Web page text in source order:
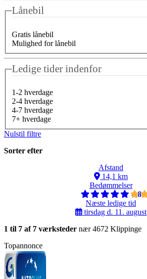
Lånebil
Gratis lånebil
Mulighed for lånebil
Ledige tider indenfor
1-2 hverdage
2-4 hverdage
4-7 hverdage
7+ hverdage
Nulstil filtre
Sorter efter
Afstand
14,1 km
Bedømmelser
4,8
Næste ledige tid
tirsdag d. 11. august
1 til 7 af 7 værksteder nær 4672 Klippinge
Topannonce